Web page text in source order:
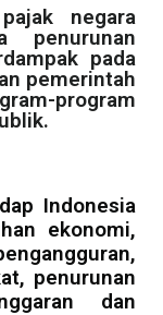
negara
penurunan
pada
pemerintah
program
Indonesia
ekonomi,
penurunan
dan